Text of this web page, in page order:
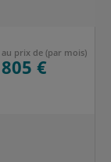
au prix de (par mois)
805 €